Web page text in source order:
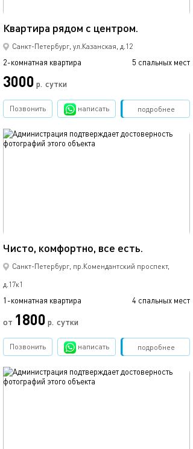
Квартира рядом с центром.
Санкт-Петербург, ул.Казанская, д.12
2-комнатная квартира 5 спальных мест
3000 р. сутки
подробнее
Позвонить написать Забронировать
Чисто, комфортно, все есть.
Санкт-Петербург, пр.Комендантский проспект,
д.17к1
1-комнатная квартира 4 спальных мест
от 1800 р. сутки
обновлено 18.02.2023
подробнее
Позвонить написать Забронировать
обновлено 07.06.2022